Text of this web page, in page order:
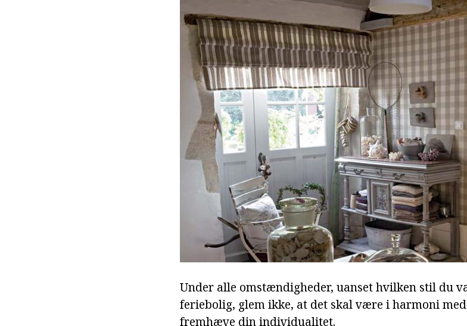
Under alle omstændigheder, uanset hvilken stil du
feriebolig, glem ikke, at det skal være i harmoni
fremhæve din individualitet.